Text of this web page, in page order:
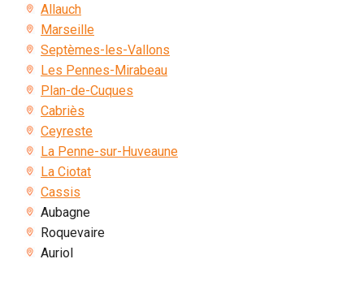
Allauch
Marseille
Septèmes-les-Vallons
Les Pennes-Mirabeau
Plan-de-Cuques
Cabriès
Ceyreste
La Penne-sur-Huveaune
La Ciotat
Cassis
Aubagne
Roquevaire
Auriol